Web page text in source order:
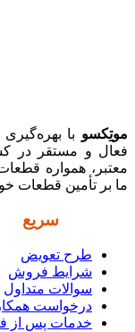
موتِکسو با
فعال و مستقر در
معتبر، همواره
ما بر تأمین قطعات
سریع
طرح تعویض
شرایط فروش
سوالات متداول
درخواست
خدمات پس از